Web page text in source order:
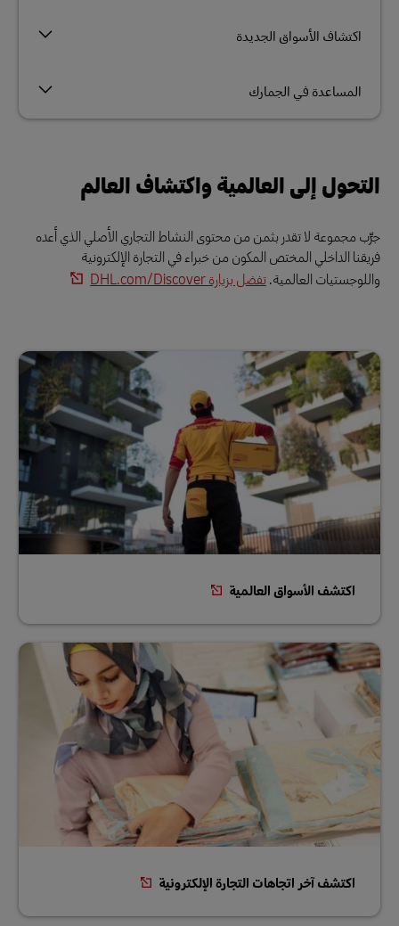
اكتشاف الأسواق الجديدة
المساعدة في الجمارك
التحول إلى العالمية واكتشاف العالم
جرِّب مجموعة لا تقدر بثمن من محتوى النشاط التجاري الأصلي الذي أعده
فريقنا الداخلي المختص المكون من خبراء في التجارة الإلكترونية
واللوجستيات العالمية.تفضل بزيارة DHL.com/Discover
اكتشف الأسواق العالمية
اكتشف آخر اتجاهات التجارة الإلكترونية